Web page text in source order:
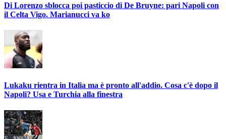
Di Lorenzo sblocca poi pasticcio di De Bruyne: pari Napoli con
il Celta Vigo. Marianucci va ko
Lukaku rientra in Italia ma è pronto all'addio. Cosa c'è dopo il
Napoli? Usa e Turchia alla finestra